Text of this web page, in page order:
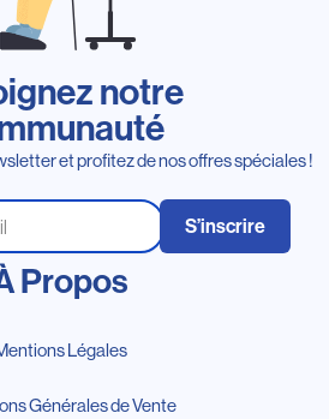
notre
et profitez de nos offres spéciales !
S’inscrire
Propos
Légales
Générales de Vente